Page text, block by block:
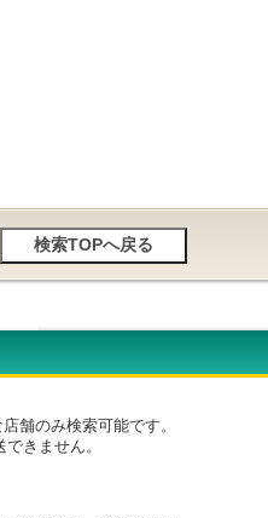
舗のみ検索可能です。
きません。